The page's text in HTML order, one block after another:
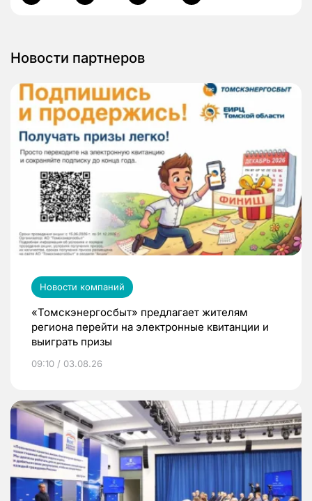
Новости партнеров
Новости компаний
«Томскэнергосбыт» предлагает жителям
региона перейти на электронные квитанции и
выиграть призы
09:10 / 03.08.26